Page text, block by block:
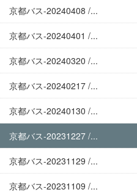
京都バス-20240408 /...
京都バス-20240401 /...
京都バス-20240320 /...
京都バス-20240217 /...
京都バス-20240130 /...
京都バス-20231227 /...
京都バス-20231129 /...
京都バス-20231109 /...